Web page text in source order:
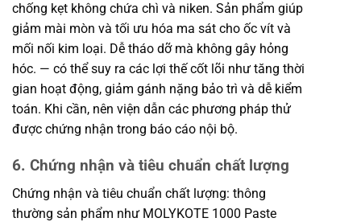
chống kẹt không chứa chì và niken. Sản phẩm giúp
giảm mài mòn và tối ưu hóa ma sát cho ốc vít và
mối nối kim loại. Dễ tháo dỡ mà không gây hỏng
hóc. — có thể suy ra các lợi thế cốt lõi như tăng thời
gian hoạt động, giảm gánh nặng bảo trì và dễ kiểm
toán. Khi cần, nên viện dẫn các phương pháp thử
được chứng nhận trong báo cáo nội bộ.
6. Chứng nhận và tiêu chuẩn chất lượng
Chứng nhận và tiêu chuẩn chất lượng: thông
thường sản phẩm như MOLYKOTE 1000 Paste